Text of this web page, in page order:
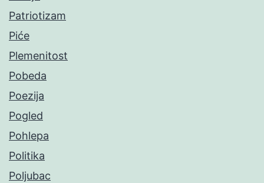
Patriotizam
Piće
Plemenitost
Pobeda
Poezija
Pogled
Pohlepa
Politika
Poljubac